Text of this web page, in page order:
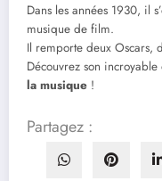
Dans les années 1930, il
musique de film.
Il remporte deux Oscars,
Découvrez son
la musique !
Partagez :